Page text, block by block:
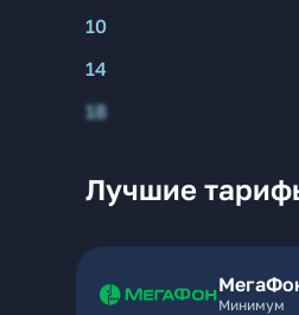
10
14
18
Лучшие
Минимум